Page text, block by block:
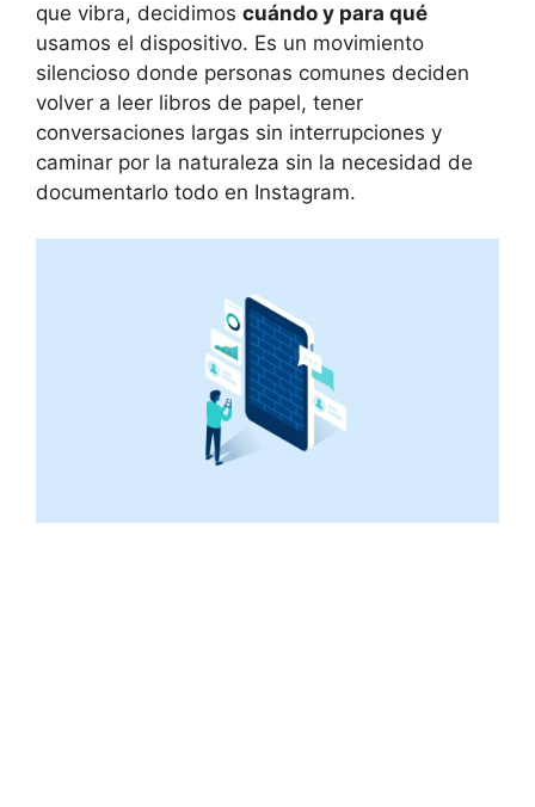
que vibra, decidimos cuándo y para qué
usamos el dispositivo. Es un movimiento
silencioso donde personas comunes deciden
volver a leer libros de papel, tener
conversaciones largas sin interrupciones y
caminar por la naturaleza sin la necesidad de
documentarlo todo en Instagram.